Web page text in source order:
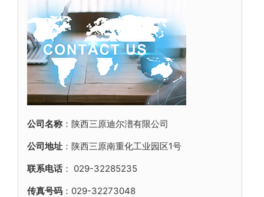
公司名称：陕西三原迪尔潽有限公司
公司地址 ：陕西三原南重化工业园区1号
联系电话： 029-32285235
传真号码 ：029-32273048